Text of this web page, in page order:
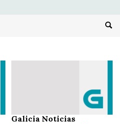
Galicia Noticias